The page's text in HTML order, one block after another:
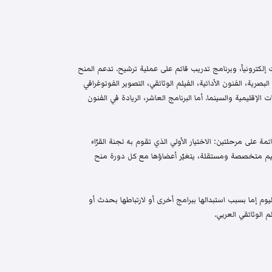
وبرنامج تدريب قائم على عملية ترشيح. تدعم المنح
الفنون الأدائية، الفيلم الوثائقي، التصوير الفوتوغرافي
والسينما. أما البرنامج العاشر، الريادة في الفنون
قائمة على مرحلتين: الاختيار الأولي الذي تقوم به لجنة القرّاء
متخصصة ومستقلة، يتغيّر أعضاؤها مع كل دورة منح
إما بسبب استبدالها ببرامج أخرى أو لارتباطها بحدث أو
الوثائقي العربي.